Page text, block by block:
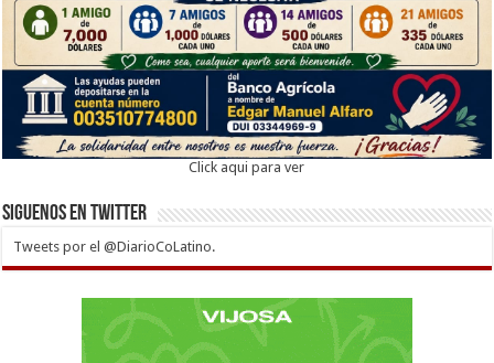
Click aqui para ver
Siguenos en twitter
Tweets por el @DiarioCoLatino.